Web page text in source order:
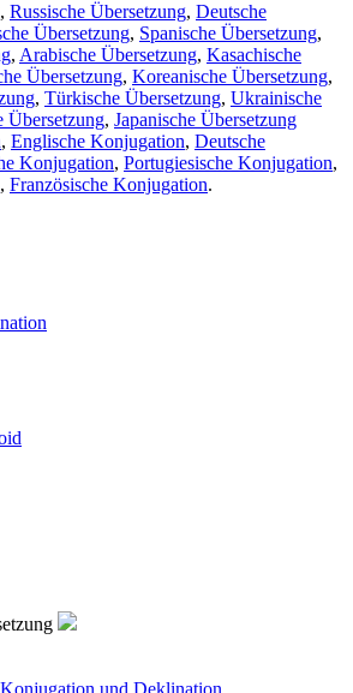
, Russische Übersetzung, Deutsche
Übersetzung, Spanische Übersetzung,
, Arabische Übersetzung, Kasachische
Übersetzung, Koreanische Übersetzung,
, Türkische Übersetzung, Ukrainische
Übersetzung, Japanische Übersetzung
, Englische Konjugation, Deutsche
Konjugation, Portugiesische Konjugation,
, Französische Konjugation.
Konjugation und Deklination